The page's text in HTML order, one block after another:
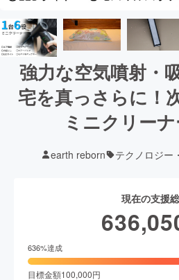
強力な空気噴射・
宅を真っさらに！
ミニクリーナ
earth reborn テクノロジー
現在の支援
636%達成
目標金額100,000円